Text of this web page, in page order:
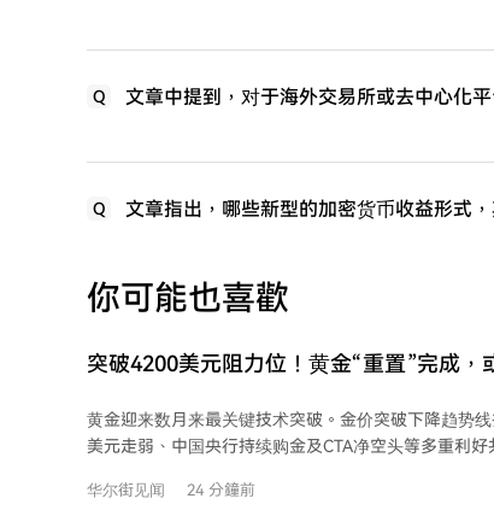
Q 文章中提到，对于海外交易所或去中心化
Q 文章指出，哪些新型的加密货币收益形式
你可能也喜歡
突破4200美元阻力位！黄金“重置”完成，
黄金迎来数月来最关键技术突破。金价突破下降趋势
美元走弱、中国央行持续购金及CTA净空头等多重利
华尔街见闻 24 分鐘前